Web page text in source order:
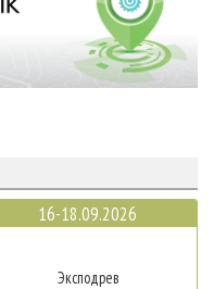
16-18.09.2026
Эксподрев